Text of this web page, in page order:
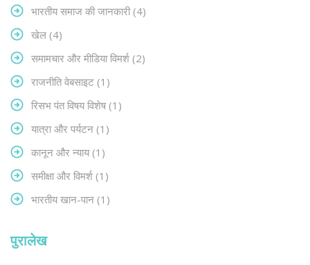
भारतीय समाज की जानकारी (4)
खेल (4)
समामचार और मीडिया विमर्श (2)
राजनीति वेबसाइट (1)
रिसभ पंत विषय विशेष (1)
यात्रा और पर्यटन (1)
कानून और न्याय (1)
समीक्षा और विमर्श (1)
भारतीय खान-पान (1)
पुरालेख